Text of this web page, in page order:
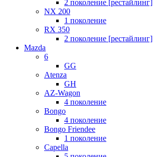
2 поколение [рестайлинг]
NX 200
1 поколение
RX 350
2 поколение [рестайлинг]
Mazda
6
GG
Atenza
GH
AZ-Wagon
4 поколение
Bongo
4 поколение
Bongo Friendee
1 поколение
Capella